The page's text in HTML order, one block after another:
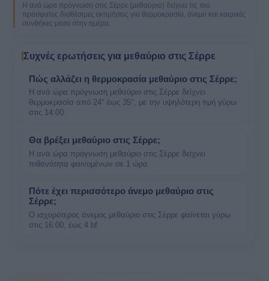
Η ανά ώρα πρόγνωση στις Σέρρε (μεθαύριο) δείχνει τις πιο
πρόσφατες διαθέσιμες εκτιμήσεις για θερμοκρασία, άνεμο και καιρικές
συνθήκες μέσα στην ημέρα.
Συχνές ερωτήσεις για μεθαύριο στις Σέρρε
Πώς αλλάζει η θερμοκρασία μεθαύριο στις Σέρρε;
Η ανά ώρα πρόγνωση μεθαύριο στις Σέρρε δείχνει
θερμοκρασία από 24° έως 35°, με την υψηλότερη τιμή γύρω
στις 14:00.
Θα βρέξει μεθαύριο στις Σέρρε;
Η ανά ώρα πρόγνωση μεθαύριο στις Σέρρε δείχνει
πιθανότητα φαινομένων σε 1 ώρα.
Πότε έχει περισσότερο άνεμο μεθαύριο στις
Σέρρε;
Ο ισχυρότερος άνεμος μεθαύριο στις Σέρρε φαίνεται γύρω
στις 16:00, έως 4 bf.